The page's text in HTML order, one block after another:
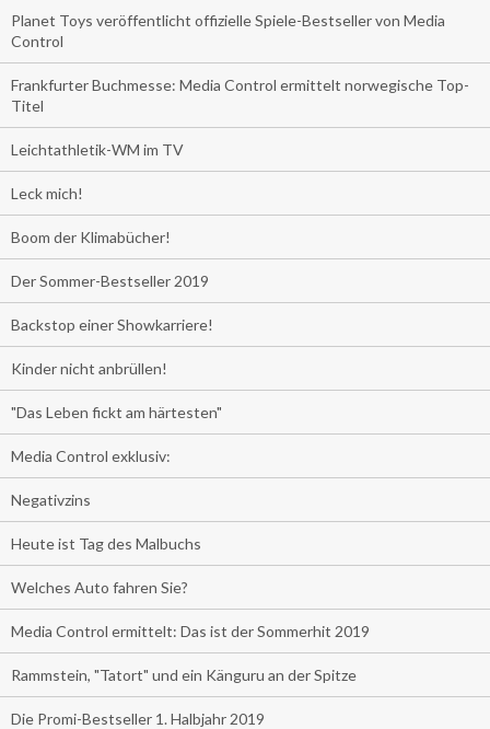
Planet Toys veröffentlicht offizielle Spiele-Bestseller von Media
Control
Frankfurter Buchmesse: Media Control ermittelt norwegische Top-
Titel
Leichtathletik-WM im TV
Leck mich!
Boom der Klimabücher!
Der Sommer-Bestseller 2019
Backstop einer Showkarriere!
Kinder nicht anbrüllen!
"Das Leben fickt am härtesten"
Media Control exklusiv:
Negativzins
Heute ist Tag des Malbuchs
Welches Auto fahren Sie?
Media Control ermittelt: Das ist der Sommerhit 2019
Rammstein, "Tatort" und ein Känguru an der Spitze
Die Promi-Bestseller 1. Halbjahr 2019